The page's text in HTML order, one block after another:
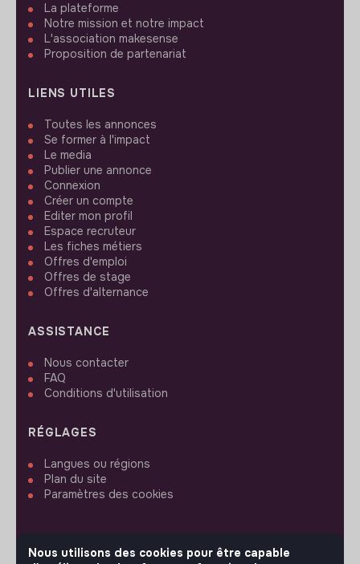
La plateforme
Notre mission et notre impact
L'association makesense
Proposition de partenariat
LIENS UTILES
Toutes les annonces
Se former à l'impact
Le media
Publier une annonce
Connexion
Créer un compte
Editer mon profil
Espace recruteur
Les fiches métiers
Offres d'emploi
Offres de stage
Offres d'alternance
ASSISTANCE
Nous contacter
FAQ
Conditions d'utilisation
RÉGLAGES
Langues ou régions
Plan du site
Paramètres des cookies
Nous utilisons des cookies pour être capable